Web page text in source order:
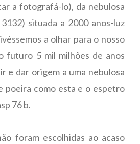
a fotografá-lo), da nebulosa
situada a 2000 anos-luz
a olhar para o nosso
futuro 5 mil milhões de anos
e dar origem a uma nebulosa
poeira como esta e o espetro
76 b.
foram escolhidas ao acaso